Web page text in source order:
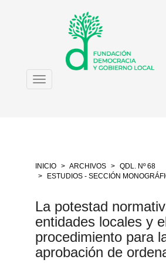
Navegación
Toggle
INICIO ARCHIVOS
QDL. Nº 68
ESTUDIOS - SECCIÓN
La potestad
entidades locales y
procedimiento para
aprobación de